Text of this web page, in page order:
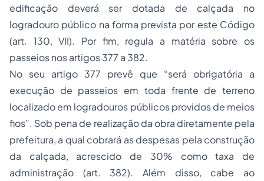
edificação deverá ser dotada de calçada no
logradouro público na forma prevista por este Código
(art. 130, VII). Por fim, regula a matéria sobre os
passeios nos artigos 377 a 382.
No seu artigo 377 prevê que “será obrigatória a
execução de passeios em toda frente de terreno
localizado em logradouros públicos providos de meios
fios”. Sob pena de realização da obra diretamente pela
prefeitura, a qual cobrará as despesas pela construção
da calçada, acrescido de 30% como taxa de
administração (art. 382). Além disso, cabe ao